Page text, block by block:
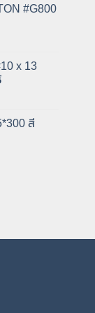
#G800
x 13
สี